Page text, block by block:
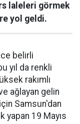
laleleri görmek
yol geldi.
belirli
yıl da renkli
rakımlı
ağlayan gelin
Samsun'dan
yapan 19 Mayıs